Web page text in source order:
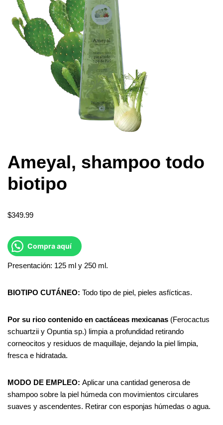
Ameyal, shampoo todo
biotipo
$349.99
Compra aquí
Presentación: 125 ml y 250 ml.
BIOTIPO CUTÁNEO: Todo tipo de piel, pieles asfícticas.
Por su rico contenido en cactáceas mexicanas (Ferocactus
schuartzii y Opuntia sp.) limpia a profundidad retirando
corneocitos y residuos de maquillaje, dejando la piel limpia,
fresca e hidratada.
MODO DE EMPLEO: Aplicar una cantidad generosa de
shampoo sobre la piel húmeda con movimientos circulares
suaves y ascendentes. Retirar con esponjas húmedas o agua.